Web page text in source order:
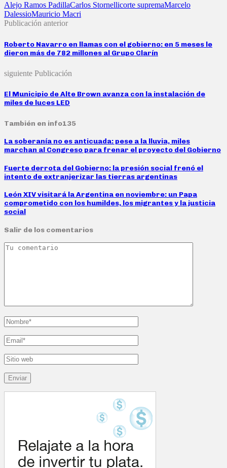
Alejo Ramos PadillaCarlos Stornellicorte supremaMarcelo
DalessioMauricio Macri
Publicación anterior
Roberto Navarro en llamas con el gobierno: en 5 meses le
dieron más de 782 millones al Grupo Clarín
siguiente Publicación
El Municipio de Alte Brown avanza con la instalación de
miles de luces LED
También en info135
La soberanía no es anticuada: pese a la lluvia, miles
marchan al Congreso para frenar el proyecto del Gobierno
Fuerte derrota del Gobierno: la presión social frenó el
intento de extranjerizar las tierras argentinas
León XIV visitará la Argentina en noviembre: un Papa
comprometido con los humildes, los migrantes y la justicia
social
Salir de los comentarios